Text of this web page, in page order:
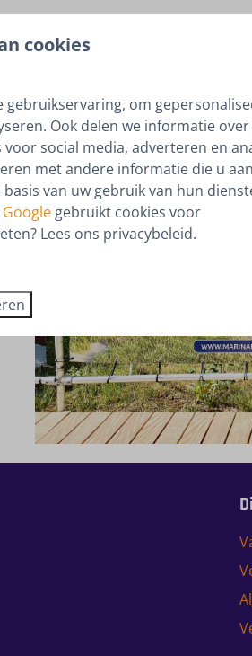
cookies
om
Ook delen we informatie
social media, adverteren en
met andere informatie die u
van uw gebruik van hun
Google gebruikt cookies voor
Lees ons privacybeleid.